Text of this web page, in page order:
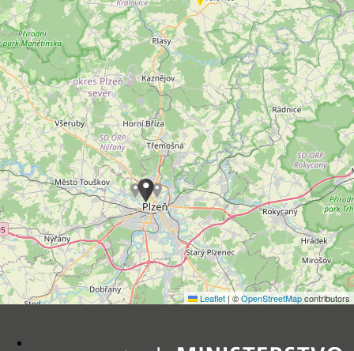
Leaflet |©OpenStreetMapcontributors